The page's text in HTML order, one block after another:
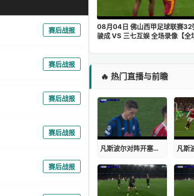
赛后战报
赛后战报
赛后战报
赛后战报
赛后战报
08月04日 佛山西甲足球联赛32
骏成 VS 三七互娱 全场录像【全
🔥 热门直播与前瞻
凡斯波尔对阵开塞利体育比分